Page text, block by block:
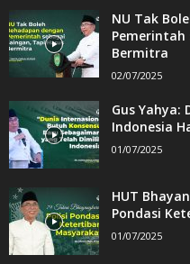
NU Tak
Pemerintah
Bermitra
02/07/2025
Gus Yahya:
Indonesia
01/07/2025
HUT
Pondasi
01/07/2025